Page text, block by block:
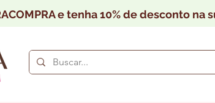
e tenha 10% de desconto na